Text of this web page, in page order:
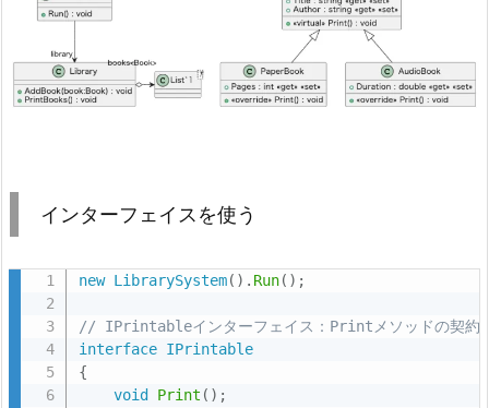
7.
I
パ
で
え
る
7.
依
インターフェイスを使う
new LibrarySystem( ) . Run( ) ;
// IPrintableインターフェイス：Printメソッドの契約
interface IPrintable
{
void
Print ( ) ;